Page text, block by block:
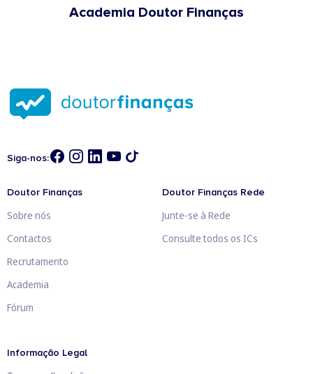
Academia Doutor Finanças
Siga-nos:
Doutor Finanças
Sobre nós
Contactos
Recrutamento
Academia
Fórum
Doutor Finanças Rede
Junte-se à Rede
Consulte todos os ICs
Informação Legal